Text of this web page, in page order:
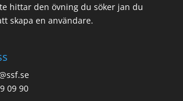
hittar den övning du söker jan du
skapa en användare.
09 90